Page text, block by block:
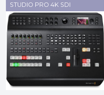
STUDIO PRO 4K SDI